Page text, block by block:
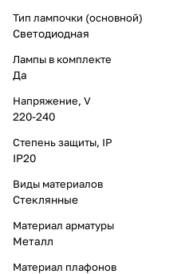
Тип лампочки (основной)
Светодиодная
Лампы в комплекте
Да
Напряжение, V
220-240
Степень защиты, IP
IP20
Виды материалов
Стеклянные
Материал арматуры
Металл
Материал плафонов